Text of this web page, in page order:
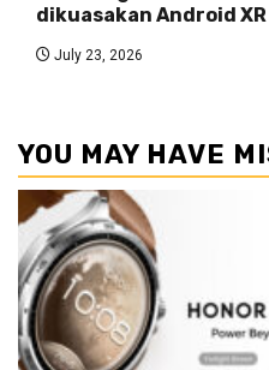
dikuasakan Android XR
July 23, 2026
YOU MAY HAVE